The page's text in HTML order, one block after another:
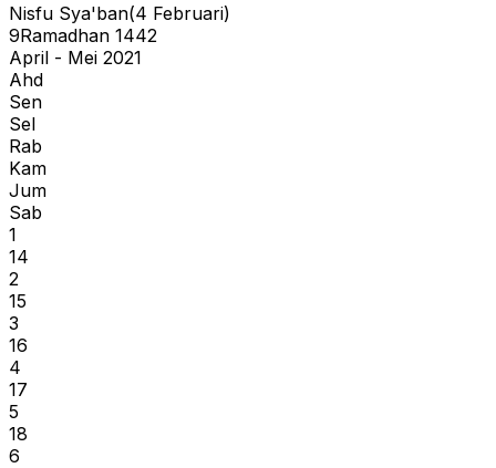
Nisfu Sya'ban(4 Februari)
9Ramadhan 1442
April - Mei 2021
Ahd
Sen
Sel
Rab
Kam
Jum
Sab
1
14
2
15
3
16
4
17
5
18
6